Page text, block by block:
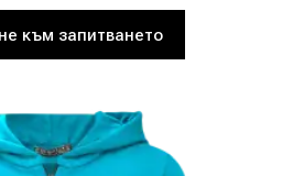
към запитването